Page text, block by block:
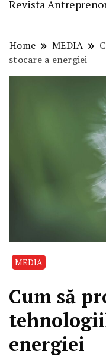
Revista
Home MEDIA
stocare a energiei
MEDIA
Cum să
energiei